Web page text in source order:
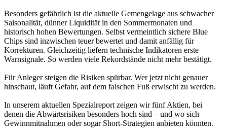
Besonders gefährlich ist die aktuelle Gemengelage aus schwacher
Saisonalität, dünner Liquidität in den Sommermonaten und
historisch hohen Bewertungen. Selbst vermeintlich sichere Blue
Chips sind inzwischen teuer bewertet und damit anfällig für
Korrekturen. Gleichzeitig liefern technische Indikatoren erste
Warnsignale. So werden viele Rekordstände nicht mehr bestätigt.
Für Anleger steigen die Risiken spürbar. Wer jetzt nicht genauer
hinschaut, läuft Gefahr, auf dem falschen Fuß erwischt zu werden.
In unserem aktuellen Spezialreport zeigen wir fünf Aktien, bei
denen die Abwärtsrisiken besonders hoch sind – und wo sich
Gewinnmitnahmen oder sogar Short-Strategien anbieten könnten.